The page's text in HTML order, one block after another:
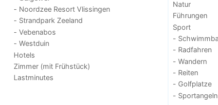
- Noordzee Resort Vlissingen
- Strandpark Zeeland
- Vebenabos
- Westduin
Hotels
Zimmer (mit Frühstück)
Lastminutes
Natur
Führungen
Sport
-
- Radfahren
- Wandern
- Reiten
- Golfplatze
- Sportangeln